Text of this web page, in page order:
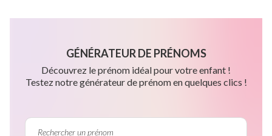
GÉNÉRATEUR DE PRÉNOMS
Découvrez le prénom idéal pour votre enfant !
Testez notre générateur de prénom en quelques clics !